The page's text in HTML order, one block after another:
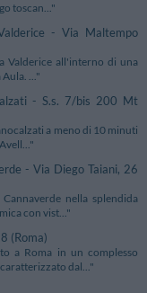
toscan..."
- Via Maltempo
Valderice all'interno di una
..."
- S.s. 7/bis 200 Mt
a meno di 10 minuti
- Via Diego Taiani, 26
nella splendida
con vist..."
(Roma)
a Roma in un complesso
dal..."